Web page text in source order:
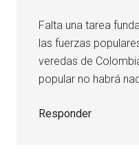
Falta una tarea
las fuerzas
veredas de
popular no habrá
Responder